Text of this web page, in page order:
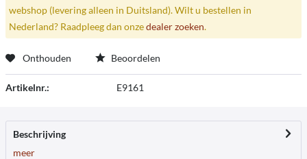
webshop (levering alleen in Duitsland). Wilt u bestellen in
Nederland? Raadpleeg dan onzedealer zoeken.
Onthouden Beoordelen
Artikelnr.: E9161
Beschrijving
meer